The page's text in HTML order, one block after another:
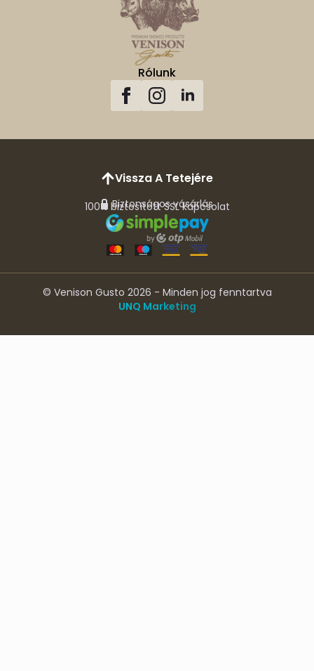
Rólunk
Biztonságos vásárlás
100% biztosított SSL kapcsolat
Vissza A Tetejére
© Venison Gusto 2026 - Minden jog fenntartva
UNQ Marketing